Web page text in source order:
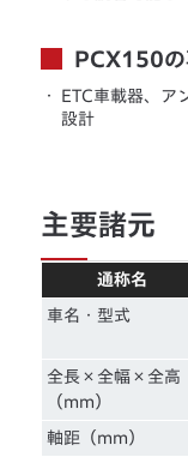
PCX150の
・
ETC車載器、ア
設計
主要諸元
通称名
車名・型式
全長×全幅×全高
（mm）
軸距（mm）